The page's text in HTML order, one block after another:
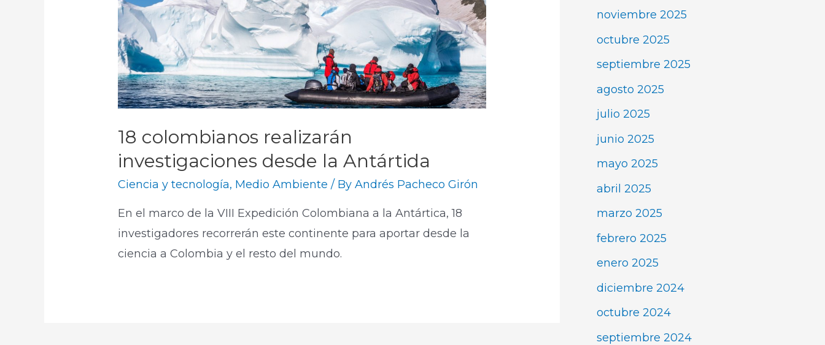
18 colombianos realizarán
investigaciones desde la Antártida
Ciencia y tecnología, Medio Ambiente / ByAndrés Pacheco Girón
En el marco de la VIII Expedición Colombiana a la Antártica, 18
investigadores recorrerán este continente para aportar desde la
ciencia a Colombia y el resto del mundo.
noviembre 2025
octubre 2025
septiembre 2025
agosto 2025
julio 2025
junio 2025
mayo 2025
abril 2025
marzo 2025
febrero 2025
enero 2025
diciembre 2024
octubre 2024
septiembre 2024